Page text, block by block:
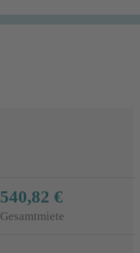
540,82 €
Gesamtmiete